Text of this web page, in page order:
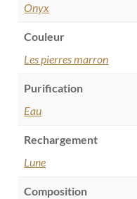
Onyx
Couleur
Les pierres marron
Purification
Eau
Rechargement
Lune
Composition